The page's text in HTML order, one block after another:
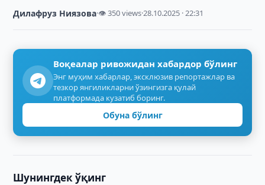
Дилафруз Ниязова·👁 350 views·28.10.2025 · 22:31
Воқеалар ривожидан хабардор бўлинг
Энг муҳим хабарлар, эксклюзив репортажлар ва
тезкор янгиликларни ўзингизга қулай
платформада кузатиб боринг.
Обуна бўлинг
Шунингдек ўқинг